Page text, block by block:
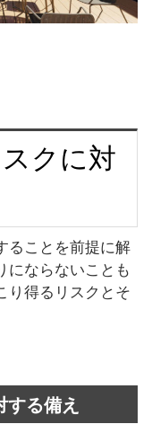
クに対
ることを前提に解
にならないことも
り得るリスクとそ
る備え